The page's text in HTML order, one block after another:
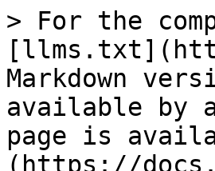
> For the
Markdown
available by
page is
(https://